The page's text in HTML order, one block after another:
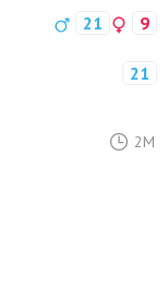
21 9
21
2M